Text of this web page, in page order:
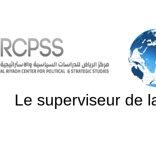
Le superviseur de